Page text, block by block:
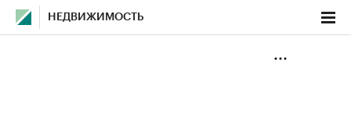
НЕДВИЖИМОСТЬ